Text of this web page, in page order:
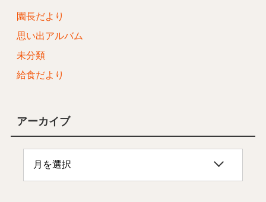
園長だより
思い出アルバム
未分類
給食だより
アーカイブ